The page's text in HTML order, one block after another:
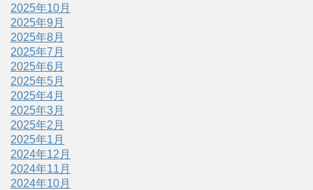
2025年10月
2025年9月
2025年8月
2025年7月
2025年6月
2025年5月
2025年4月
2025年3月
2025年2月
2025年1月
2024年12月
2024年11月
2024年10月